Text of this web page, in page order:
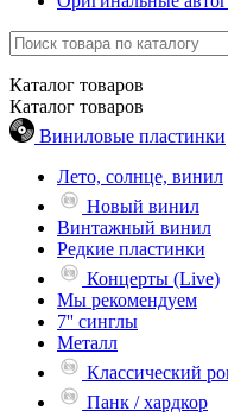
Каталог товаров
Каталог товаров
Виниловые пластинки
Лето, солнце, винил
Новый винил
Винтажный винил
Редкие пластинки
Концерты (Live)
Мы рекомендуем
7'' синглы
Металл
Классический
Панк / хардкор